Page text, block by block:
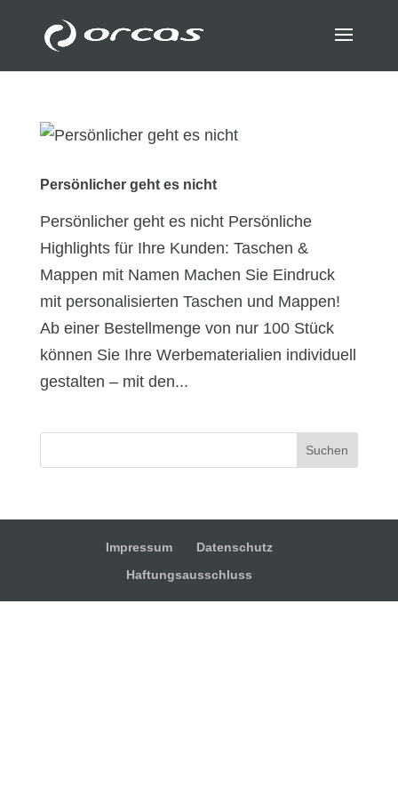
Persönlicher geht es nicht
Persönlicher geht es nicht Persönliche
Highlights für Ihre Kunden: Taschen &
Mappen mit Namen Machen Sie Eindruck
mit personalisierten Taschen und Mappen!
Ab einer Bestellmenge von nur 100 Stück
können Sie Ihre Werbematerialien individuell
gestalten – mit den...
Suchen
Impressum
Datenschutz
Haftungsausschluss